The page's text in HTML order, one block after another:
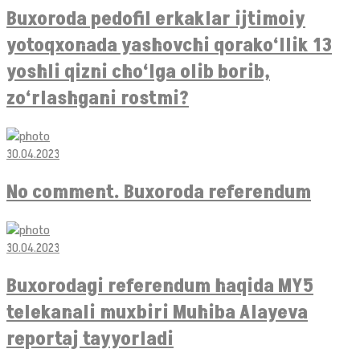
Buxoroda pedofil erkaklar ijtimoiy
yotoqxonada yashovchi qorako‘llik 13
yoshli qizni cho‘lga olib borib,
zo‘rlashgani rostmi?
30.04.2023
No comment. Buxoroda referendum
30.04.2023
Buxorodagi referendum haqida MY5
telekanali muxbiri Muhiba Alayeva
reportaj tayyorladi